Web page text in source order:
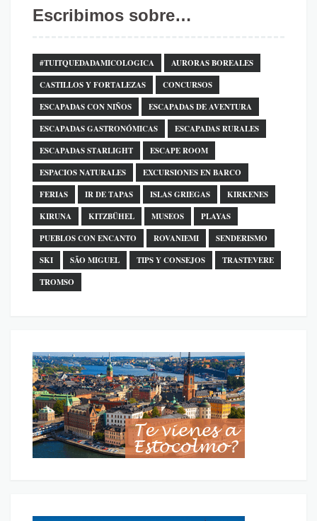
Escribimos sobre…
#TUITQUEDADAMICOLOGICA
AURORAS BOREALES
CASTILLOS Y FORTALEZAS
CONCURSOS
ESCAPADAS CON NIÑOS
ESCAPADAS DE AVENTURA
ESCAPADAS GASTRONÓMICAS
ESCAPADAS RURALES
ESCAPADAS STARLIGHT
ESCAPE ROOM
ESPACIOS NATURALES
EXCURSIONES EN BARCO
FERIAS
IR DE TAPAS ISLAS GRIEGAS
KIRKENES
KIRUNA
KITZBÜHEL MUSEOS
PLAYAS
PUEBLOS CON ENCANTO
ROVANIEMI
SENDERISMO
SKI
SÃO MIGUEL TIPS Y CONSEJOS
TRASTEVERE
TROMSO